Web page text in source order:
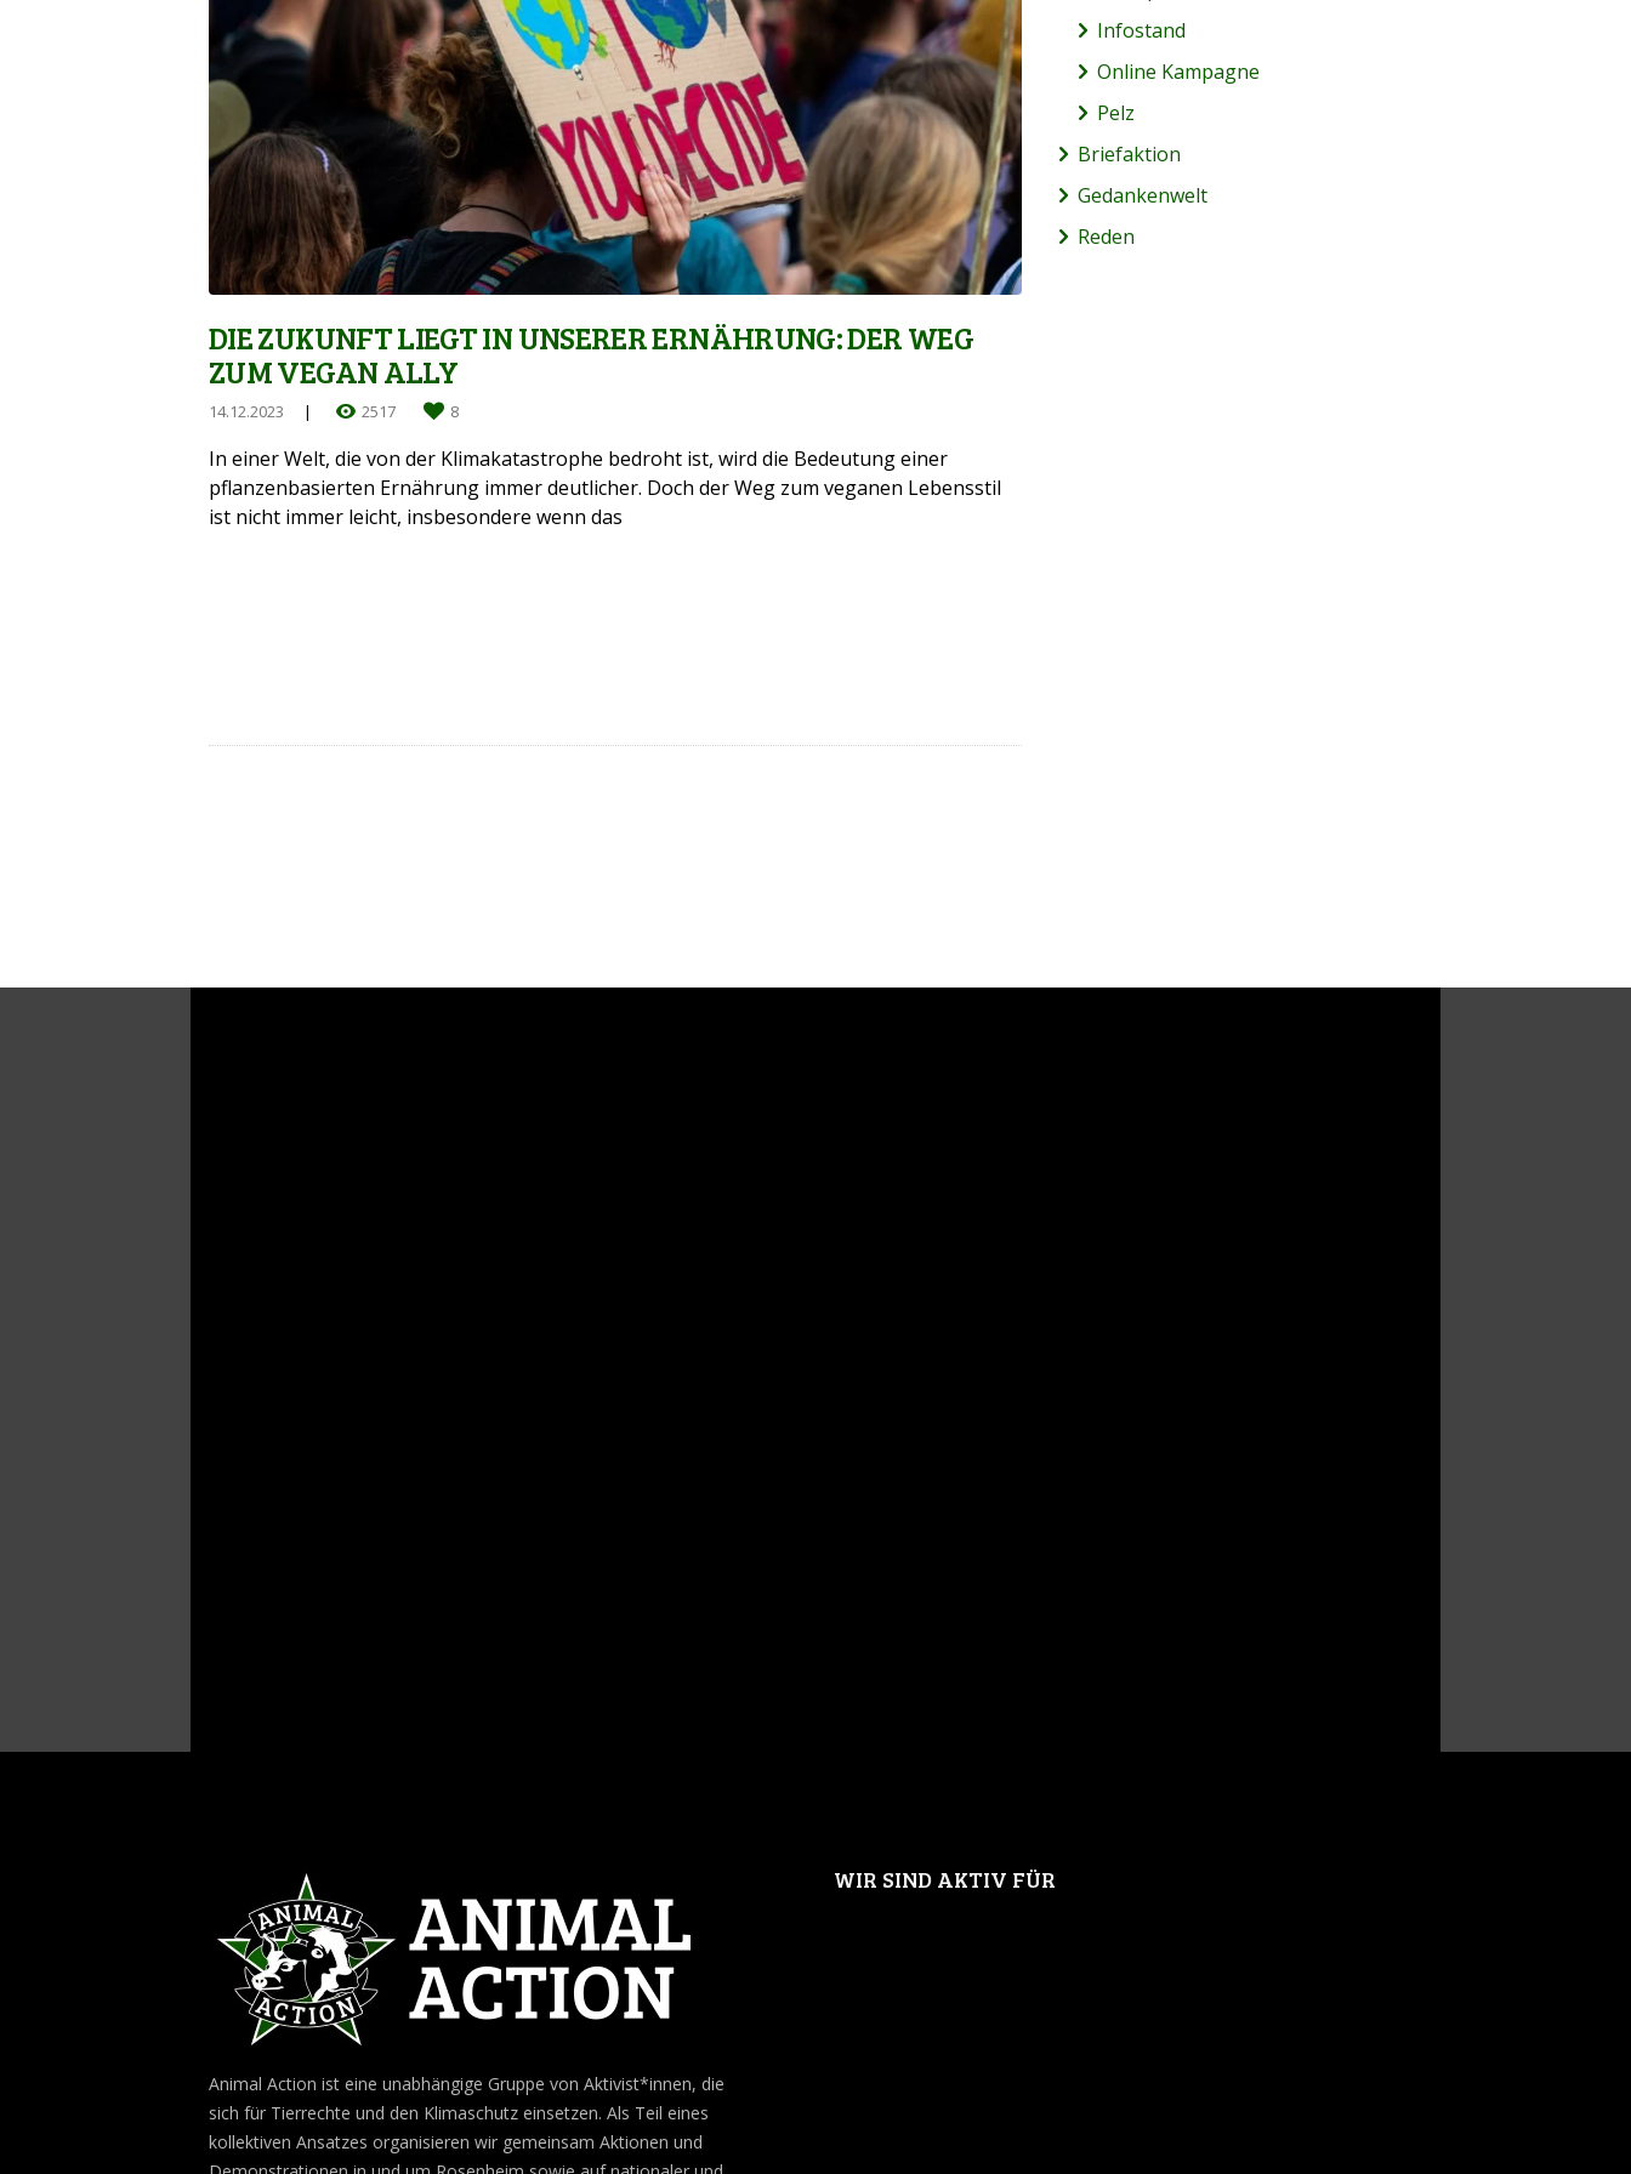
DIE ZUKUNFT LIEGT IN UNSERER ERNÄHRUNG: DER WEG
ZUM VEGAN ALLY
14.12.2023 2517 8
In einer Welt, die von der Klimakatastrophe bedroht ist, wird die Bedeutung einer
pflanzenbasierten Ernährung immer deutlicher. Doch der Weg zum veganen Lebensstil
ist nicht immer leicht, insbesondere wenn das
Infostand
Online Kampagne
Pelz
Briefaktion
Gedankenwelt
Reden
Animal Action ist eine unabhängige Gruppe von Aktivist*innen, die
sich für Tierrechte und den Klimaschutz einsetzen. Als Teil eines
kollektiven Ansatzes organisieren wir gemeinsam Aktionen und
WIR SIND AKTIV FÜR